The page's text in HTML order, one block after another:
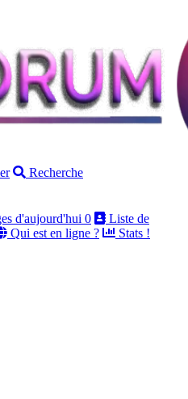
Recherche
d'aujourd'hui 0
Liste de
Qui est en ligne ? Stats !